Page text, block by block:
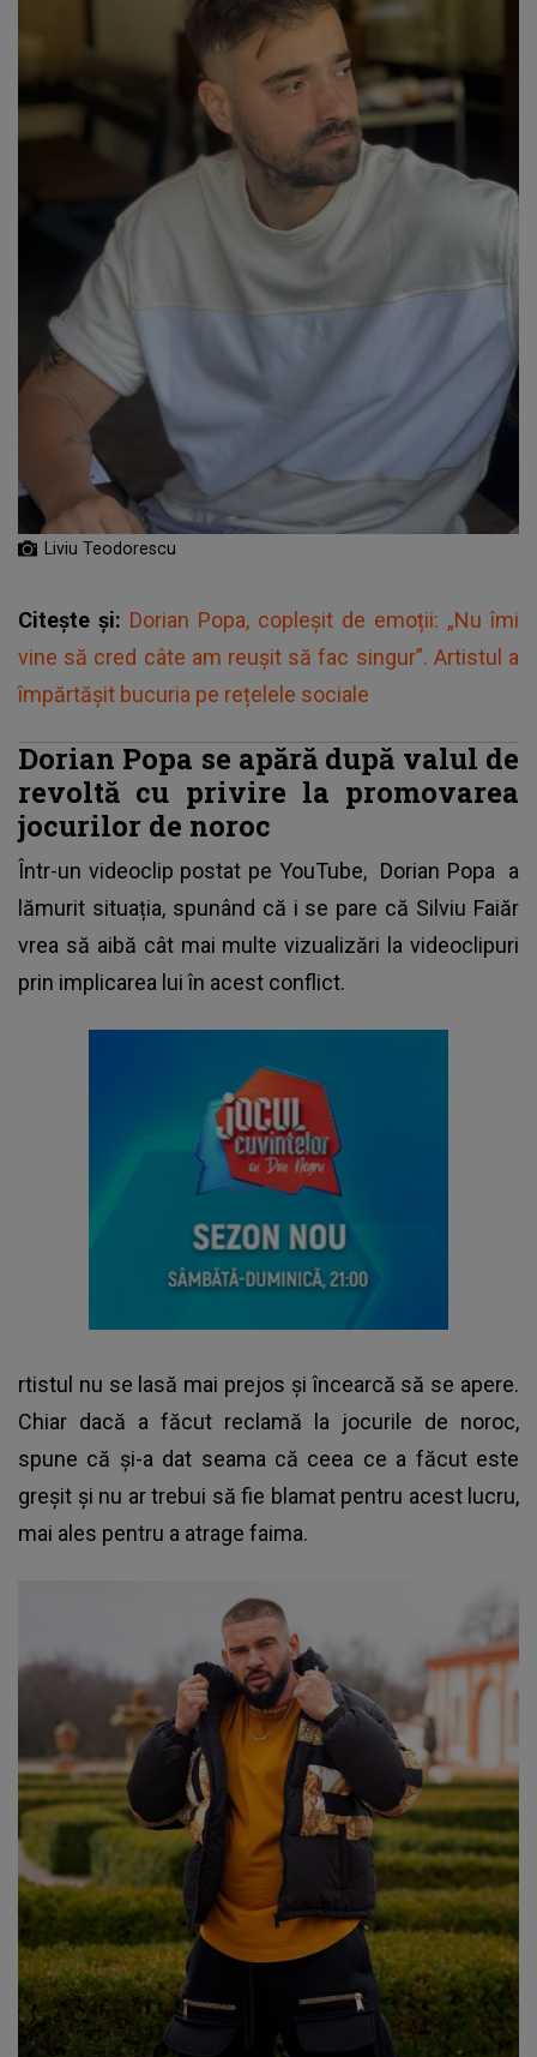
Liviu Teodorescu
Citește și: Dorian Popa, copleșit de emoții: „Nu îmi
vine să cred câte am reușit să fac singur”. Artistul a
împărtășit bucuria pe rețelele sociale
Dorian Popa se apără după valul de
revoltă cu privire la promovarea
jocurilor de noroc
Într-un videoclip postat pe YouTube, Dorian Popa a
lămurit situația, spunând că i se pare că Silviu Faiăr
vrea să aibă cât mai multe vizualizări la videoclipuri
prin implicarea lui în acest conflict.
rtistul nu se lasă mai prejos și încearcă să se apere.
Chiar dacă a făcut reclamă la jocurile de noroc,
spune că și-a dat seama că ceea ce a făcut este
greșit și nu ar trebui să fie blamat pentru acest lucru,
mai ales pentru a atrage faima.